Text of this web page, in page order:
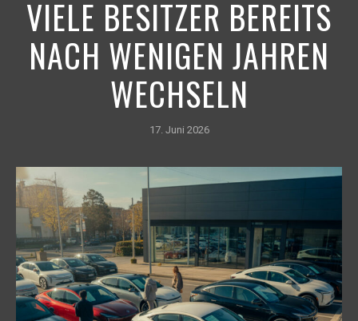
VIELE BESITZER BEREITS
NACH WENIGEN JAHREN
WECHSELN
17. Juni 2026